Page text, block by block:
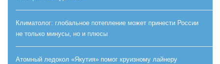
Климатолог: глобальное потепление может принести России
не только минусы, но и плюсы
Атомный ледокол «Якутия» помог круизному лайнеру